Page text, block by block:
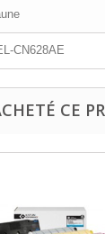
CN628AE
CE